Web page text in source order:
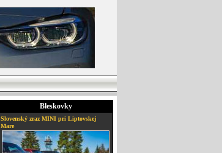
Bleskovky
Slovenský zraz MINI pri Liptovskej
Mare